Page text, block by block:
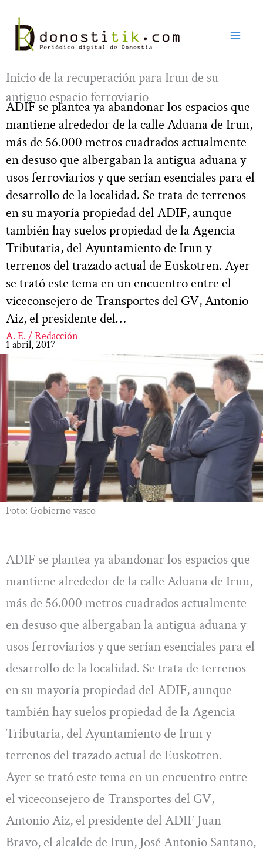
contenido
Inicio de la recuperación para Irun de su
antiguo espacio ferroviario
ADIF se plantea ya abandonar los espacios que
mantiene alrededor de la calle Aduana de Irun,
más de 56.000 metros cuadrados actualmente
en desuso que albergaban la antigua aduana y
usos ferroviarios y que serían esenciales para el
desarrollo de la localidad. Se trata de terrenos
en su mayoría propiedad del ADIF, aunque
también hay suelos propiedad de la Agencia
Tributaria, del Ayuntamiento de Irun y
terrenos del trazado actual de Euskotren. Ayer
se trató este tema en un encuentro entre el
viceconsejero de Transportes del GV, Antonio
Aiz, el presidente del…
A. E. / Redacción
1 abril, 2017
Foto: Gobierno vasco
ADIF se plantea ya abandonar los espacios que
mantiene alrededor de la calle Aduana de Irun,
más de 56.000 metros cuadrados actualmente
en desuso que albergaban la antigua aduana y
usos ferroviarios y que serían esenciales para el
desarrollo de la localidad. Se trata de terrenos
en su mayoría propiedad del ADIF, aunque
también hay suelos propiedad de la Agencia
Tributaria, del Ayuntamiento de Irun y
terrenos del trazado actual de Euskotren.
Ayer se trató este tema en un encuentro entre
el viceconsejero de Transportes del GV,
Antonio Aiz, el presidente del ADIF Juan
Bravo, el alcalde de Irun, José Antonio Santano,